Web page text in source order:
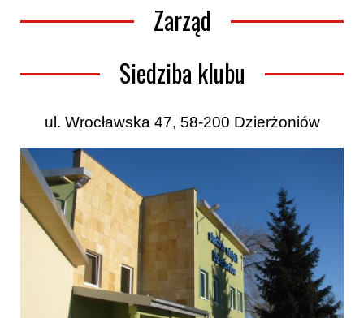
Zarząd
Siedziba klubu
ul. Wrocławska 47, 58-200 Dzierżoniów